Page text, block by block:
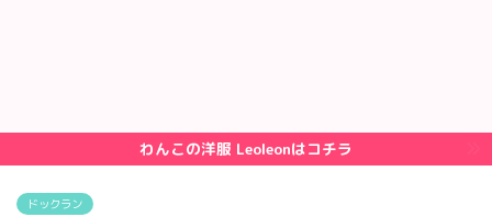
わんこの洋服 Leoleonはコチラ
ドックラン